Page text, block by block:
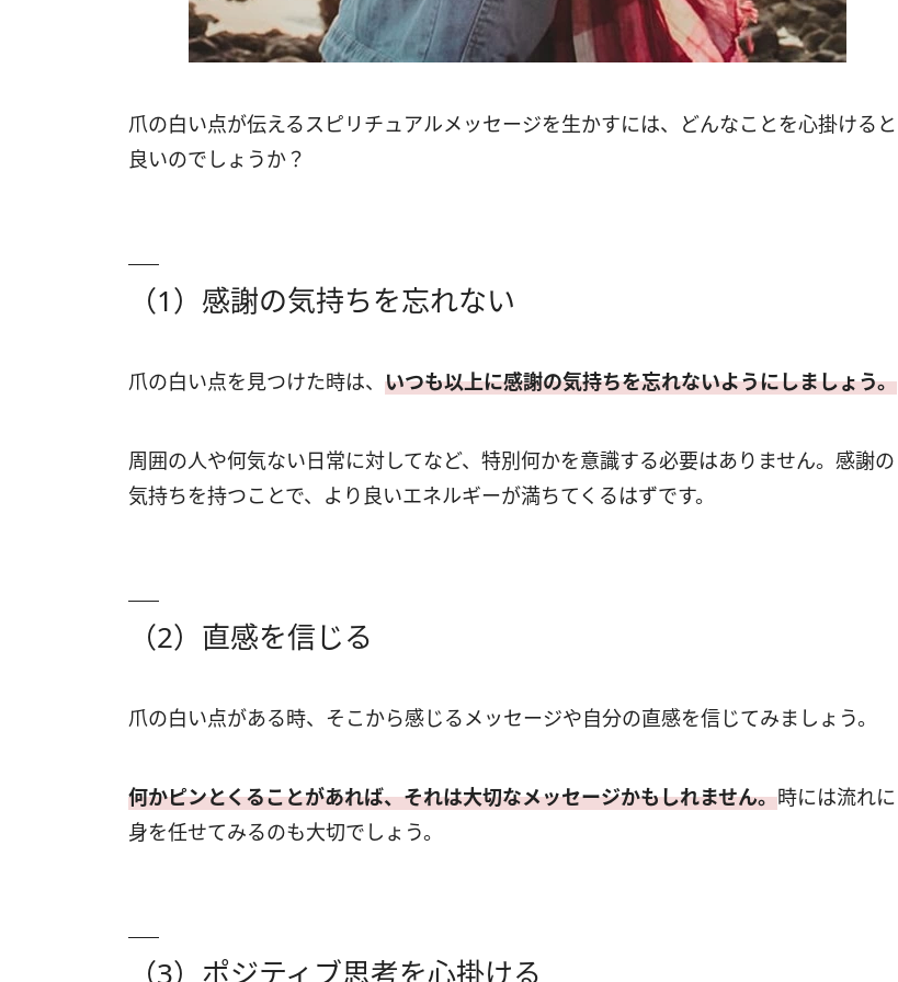
爪の白い点が伝えるスピリチュアルメッセージを生かすには、どんなことを心掛けると
良いのでしょうか？
（1）感謝の気持ちを忘れない
爪の白い点を見つけた時は、 いつも以上に感謝の気持ちを忘れないようにしましょう。
周囲の人や何気ない日常に対してなど、特別何かを意識する必要はありません。感謝の
気持ちを持つことで、より良いエネルギーが満ちてくるはずです。
（2）直感を信じる
爪の白い点がある時、そこから感じるメッセージや自分の直感を信じてみましょう。
何かピンとくることがあれば、それは大切なメッセージかもしれません。時には流れに
身を任せてみるのも大切でしょう。
（3）ポジティブ思考を心掛ける